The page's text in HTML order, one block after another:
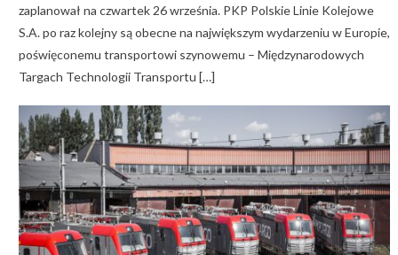
zaplanował na czwartek 26 września. PKP Polskie Linie Kolejowe
S.A. po raz kolejny są obecne na największym wydarzeniu w Europie,
poświęconemu transportowi szynowemu – Międzynarodowych
Targach Technologii Transportu […]